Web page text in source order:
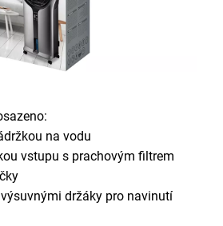
na vodu
vstupu s prachovým filtrem
držáky pro navinutí